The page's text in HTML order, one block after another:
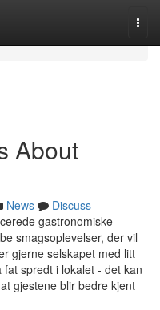
About
News
Discuss
gastronomiske
smagsoplevelser, der vil
gjerne selskapet med litt
spredt i lokalet - det kan
gjestene blir bedre kjent